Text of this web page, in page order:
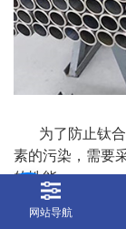
为了防止钛
素的污染，需要
的性能。
主要措施是
网站导航